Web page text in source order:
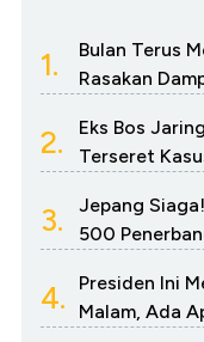
1.
Bulan Terus
Rasakan
2.
Eks Bos
Terseret
3.
Jepang
500
4.
Presiden Ini
Malam, Ada